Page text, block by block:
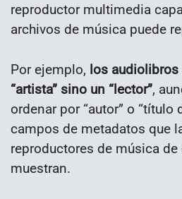
reproductor multimedia
archivos de música puede
Por ejemplo, los audiolibros
“artista” sino un “lector”,
ordenar por “autor” o “título
campos de metadatos que
reproductores de música
muestran.